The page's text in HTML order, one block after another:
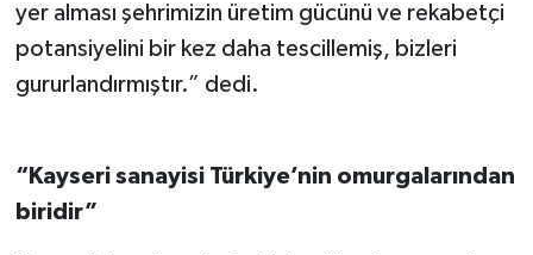
yer alması şehrimizin üretim gücünü ve rekabetçi
potansiyelini bir kez daha tescillemiş, bizleri
gururlandırmıştır.” dedi.
“Kayseri sanayisi Türkiye’nin omurgalarından
biridir”